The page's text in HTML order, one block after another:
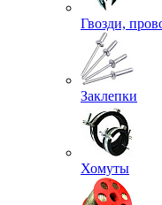
Гвозди,
Заклепки
Хомуты